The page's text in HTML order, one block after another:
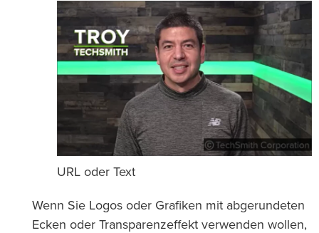
URL oder Text
Wenn Sie Logos oder Grafiken mit abgerundeten
Ecken oder Transparenzeffekt verwenden wollen,